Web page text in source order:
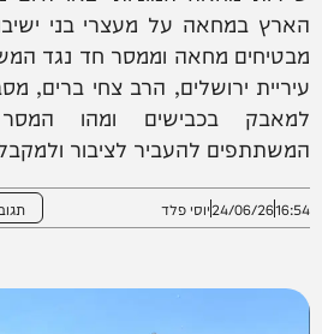
הארץ במחאה על מעצרי בני
מבטיחים מחאה וממסר חד נגד
עיריית ירושלים, הרב צחי ברים,
למאבק בכבישים ומהו
המשתתפים להעביר לציבור
16:54
24/06/26יוסי פלד